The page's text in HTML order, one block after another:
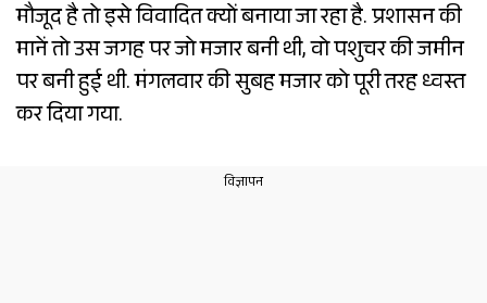
मौजूद है तो इसे विवादित क्यों बनाया जा रहा है. प्रशासन की
मानें तो उस जगह पर जो मजार बनी थी, वो पशुचर की जमीन
पर बनी हुई थी. मंगलवार की सुबह मजार को पूरी तरह ध्वस्त
कर दिया गया.